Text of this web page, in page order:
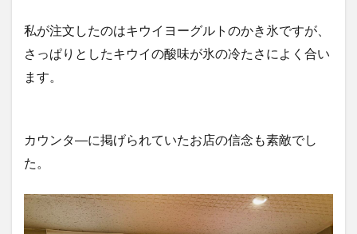
私が注文したのはキウイヨーグルトのかき氷ですが、
さっぱりとしたキウイの酸味が氷の冷たさによく合い
ます。
カウンタ―に掲げられていたお店の信念も素敵でし
た。